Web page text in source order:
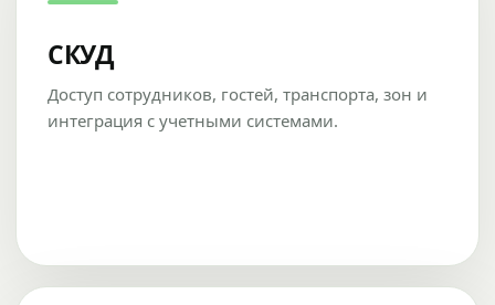
СКУД
Доступ сотрудников, гостей, транспорта, зон и
интеграция с учетными системами.